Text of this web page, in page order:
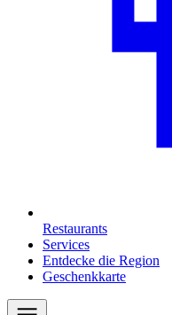
Restaurants
Services
Entdecke die Region
Geschenkkarte